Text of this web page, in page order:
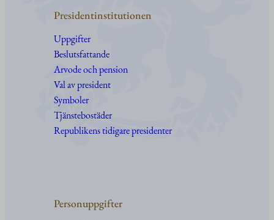
Presidentinstitutionen
Uppgifter
Beslutsfattande
Arvode och pension
Val av president
Symboler
Tjänstebostäder
Republikens tidigare presidenter
Personuppgifter